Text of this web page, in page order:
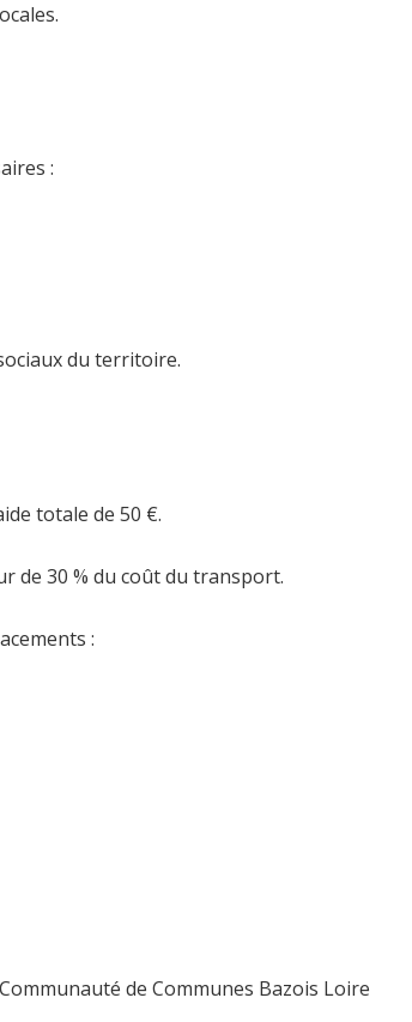
:
du territoire.
totale de 50 €.
de 30 % du coût du transport.
:
de Communes Bazois Loire